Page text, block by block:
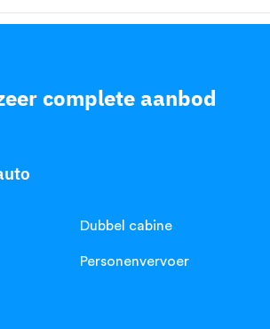
complete aanbod
Dubbel cabine
Personenvervoer